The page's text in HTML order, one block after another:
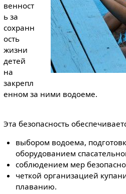
венност
ь за
сохранн
ость
жизни
детей
на
закрепл
енном за ними водоеме.
Эта безопасность
выбором водоема,
оборудованием
соблюдением мер
четкой организацией
плаванию.